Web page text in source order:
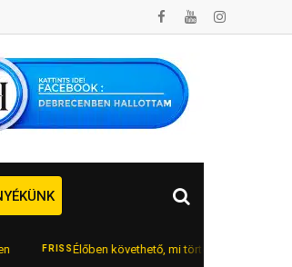
FRISS Élőben követhető, mi történik a magyar